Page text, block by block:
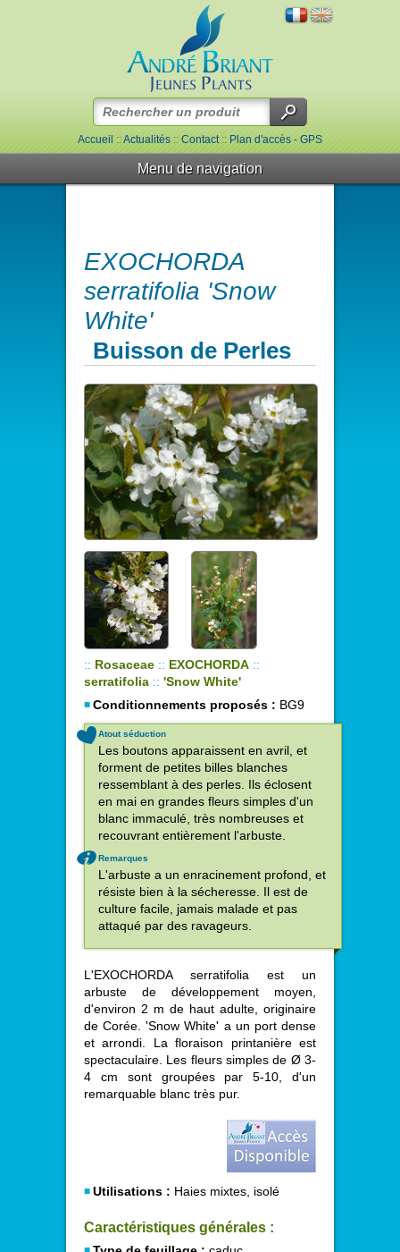
Accueil::Actualités::Contact::Plan d'accès - GPS
Menu de navigation
EXOCHORDA
serratifolia 'Snow
White'
Buisson de Perles
:: Rosaceae :: EXOCHORDA ::
serratifolia :: 'Snow White'
Conditionnements proposés : BG9
Atout séduction
Les boutons apparaissent en avril, et
forment de petites billes blanches
ressemblant à des perles. Ils éclosent
en mai en grandes fleurs simples d'un
blanc immaculé, très nombreuses et
recouvrant entièrement l'arbuste.
Remarques
L'arbuste a un enracinement profond, et
résiste bien à la sécheresse. Il est de
culture facile, jamais malade et pas
attaqué par des ravageurs.
L'EXOCHORDA serratifolia est un
arbuste de développement moyen,
d'environ 2 m de haut adulte, originaire
de Corée. 'Snow White' a un port dense
et arrondi. La floraison printanière est
spectaculaire. Les fleurs simples de Ø 3-
4 cm sont groupées par 5-10, d'un
remarquable blanc très pur.
Utilisations : Haies mixtes, isolé
Caractéristiques générales :